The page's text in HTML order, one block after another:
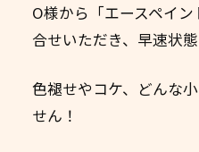
O様から「エースペイ
合せいただき、早速状
色褪せやコケ、どんな
せん！